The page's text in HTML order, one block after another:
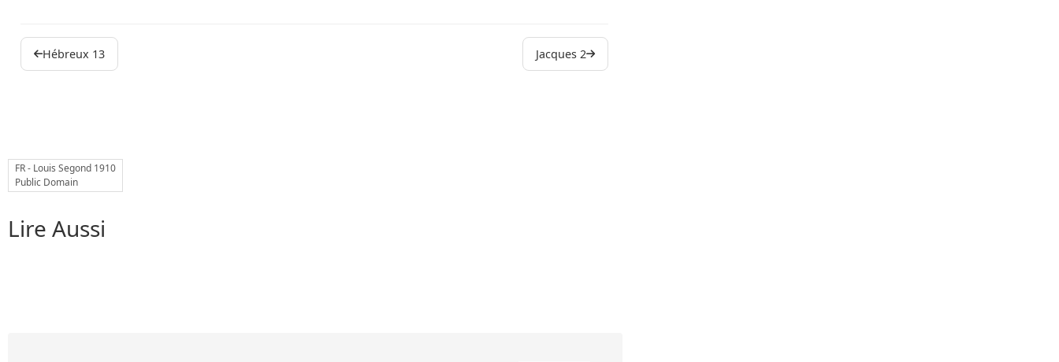
Hébreux 13 Jacques 2
FR - Louis Segond 1910
Public Domain
Lire Aussi